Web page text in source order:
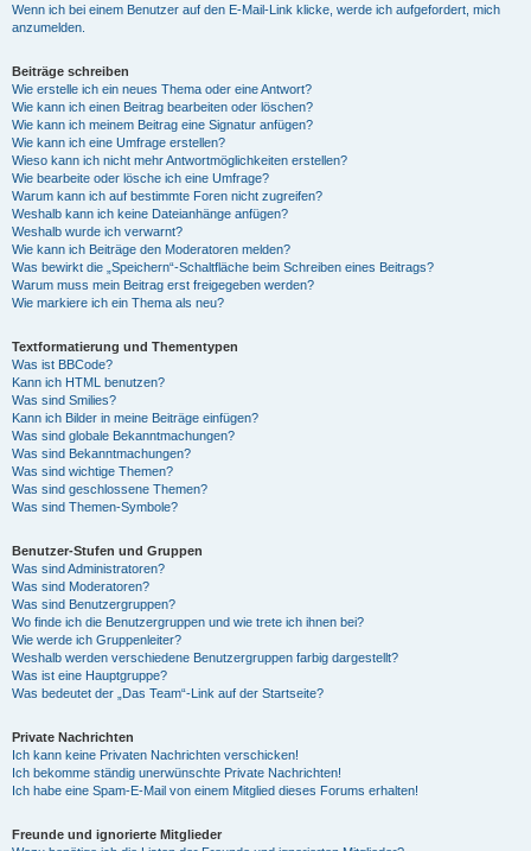
Wenn ich bei einem Benutzer auf den E-Mail-Link klicke, werde ich aufgefordert, mich
anzumelden.
Beiträge schreiben
Wie erstelle ich ein neues Thema oder eine Antwort?
Wie kann ich einen Beitrag bearbeiten oder löschen?
Wie kann ich meinem Beitrag eine Signatur anfügen?
Wie kann ich eine Umfrage erstellen?
Wieso kann ich nicht mehr Antwortmöglichkeiten erstellen?
Wie bearbeite oder lösche ich eine Umfrage?
Warum kann ich auf bestimmte Foren nicht zugreifen?
Weshalb kann ich keine Dateianhänge anfügen?
Weshalb wurde ich verwarnt?
Wie kann ich Beiträge den Moderatoren melden?
Was bewirkt die „Speichern“-Schaltfläche beim Schreiben eines Beitrags?
Warum muss mein Beitrag erst freigegeben werden?
Wie markiere ich ein Thema als neu?
Textformatierung und Thementypen
Was ist BBCode?
Kann ich HTML benutzen?
Was sind Smilies?
Kann ich Bilder in meine Beiträge einfügen?
Was sind globale Bekanntmachungen?
Was sind Bekanntmachungen?
Was sind wichtige Themen?
Was sind geschlossene Themen?
Was sind Themen-Symbole?
Benutzer-Stufen und Gruppen
Was sind Administratoren?
Was sind Moderatoren?
Was sind Benutzergruppen?
Wo finde ich die Benutzergruppen und wie trete ich ihnen bei?
Wie werde ich Gruppenleiter?
Weshalb werden verschiedene Benutzergruppen farbig dargestellt?
Was ist eine Hauptgruppe?
Was bedeutet der „Das Team“-Link auf der Startseite?
Private Nachrichten
Ich kann keine Privaten Nachrichten verschicken!
Ich bekomme ständig unerwünschte Private Nachrichten!
Ich habe eine Spam-E-Mail von einem Mitglied dieses Forums erhalten!
Freunde und ignorierte Mitglieder